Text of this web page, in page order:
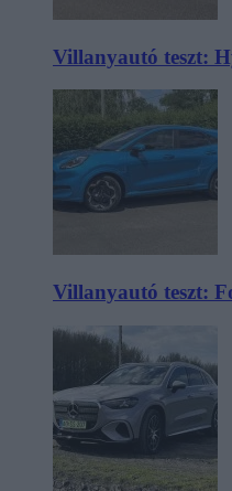
Villanyautó teszt:
Villanyautó teszt: